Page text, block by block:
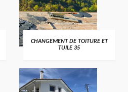
CHANGEMENT DE TOITURE ET
TUILE 35